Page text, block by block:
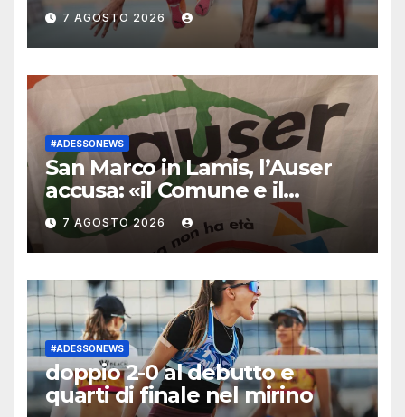
7 AGOSTO 2026
#ADESSONEWS
San Marco in Lamis, l’Auser
accusa: «il Comune e il
Consorzio si sono appropriati
del nostro Campo Estivo.
Vogliamo chiarezza sul
Centro Polivalente e sulla
pubblicazione di foto dei
bambini»
7 AGOSTO 2026
#ADESSONEWS
doppio 2-0 al debutto e
quarti di finale nel mirino